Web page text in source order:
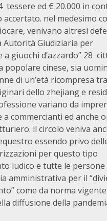
tessere ed € 20.000 in
accertato. nel medesimo
venivano altresì
Autorità Giudiziaria per
a giuochi d’azzardo” 28
popolare cinese, sia
di un’età ricompresa
dello zhejiang e
variano da
commercianti ed anche
il circolo veniva
essendo privo
per questo tipo
ludico e tutte le persone
amministrativa per il
come da norma
diffusione della